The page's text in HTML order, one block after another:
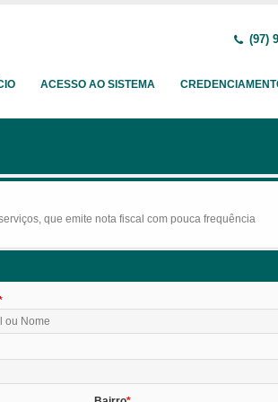
(97)
ACESSO AO SISTEMA
que emite nota fiscal com pouca frequência